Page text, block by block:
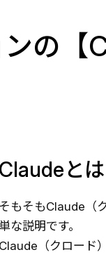
の【
Claudeとは
そもそもClaude（
単な説明です。
Claude（クロード